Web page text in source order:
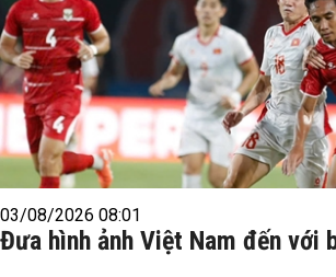
03/08/2026 08:01
Đưa hình ảnh Việt Nam đến với